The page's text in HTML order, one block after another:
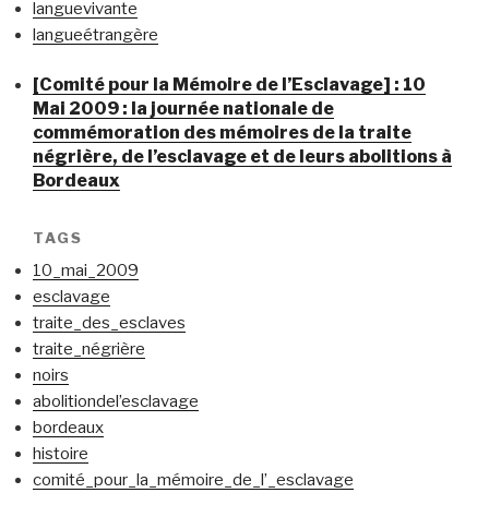
languevivante
langueétrangère
[Comité pour la Mémoire de l’Esclavage] : 10
Mai 2009 : la journée nationale de
commémoration des mémoires de la traite
négrière, de l’esclavage et de leurs abolitions à
Bordeaux
TAGS
10_mai_2009
esclavage
traite_des_esclaves
traite_négrière
noirs
abolitiondel’esclavage
bordeaux
histoire
comité_pour_la_mémoire_de_l’_esclavage